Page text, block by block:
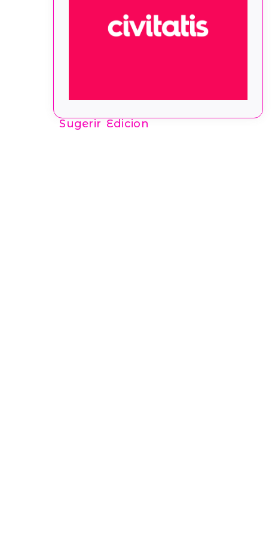
Sugerir Edicion